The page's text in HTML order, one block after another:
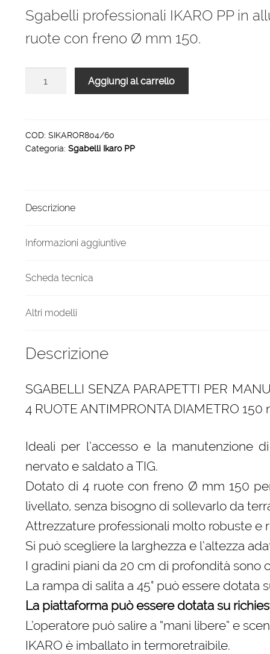
originale
attuale
991,00 €.
Sgabelli professionali IKARO PP in
ruote con freno Ø mm 150.
4
gradini
60
quantità
Aggiungi al carrello
COD: SIKAROR804/60
Categoria: Sgabelli Ikaro PP
Descrizione
Informazioni aggiuntive
Scheda tecnica
Altri modelli
Descrizione
SGABELLI SENZA PARAPETTI PER
4 RUOTE ANTIMPRONTA DIAMETRO 150
Ideali per l’accesso e la manutenzione
nervato e saldato a TIG.
Dotato di 4 ruote con freno Ø mm 150
livellato, senza bisogno di sollevarlo da
Attrezzature professionali molto robuste e
Si può scegliere la larghezza e l’altezza
I gradini piani da 20 cm di profondità sono
La rampa di salita a 45° può essere dotata
La piattaforma può essere dotata su
L’operatore può salire a “mani libere” e
IKARO è imballato in termoretraibile.